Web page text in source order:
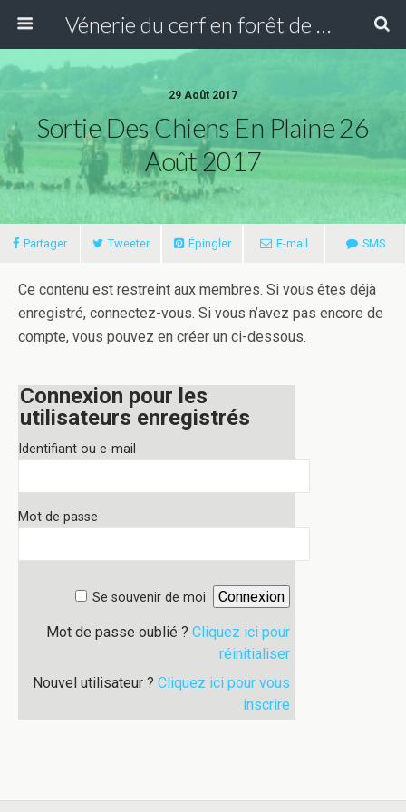
Vénerie du cerf en forêt de Compiègne
29 Août 2017
Sortie Des Chiens En Plaine 26
Août 2017
Partager Tweeter Épingler E-mail SMS
Ce contenu est restreint aux membres. Si vous êtes déjà
enregistré, connectez-vous. Si vous n’avez pas encore de
compte, vous pouvez en créer un ci-dessous.
Connexion pour les
utilisateurs enregistrés
Identifiant ou e-mail
Mot de passe
Se souvenir de moi
Mot de passe oublié ? Cliquez ici pour
réinitialiser
Nouvel utilisateur ? Cliquez ici pour vous
inscrire